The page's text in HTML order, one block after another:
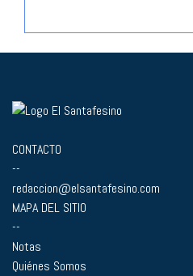
CONTACTO
--
redaccion@elsantafesino.com
MAPA DEL SITIO
--
Notas
Quiénes Somos